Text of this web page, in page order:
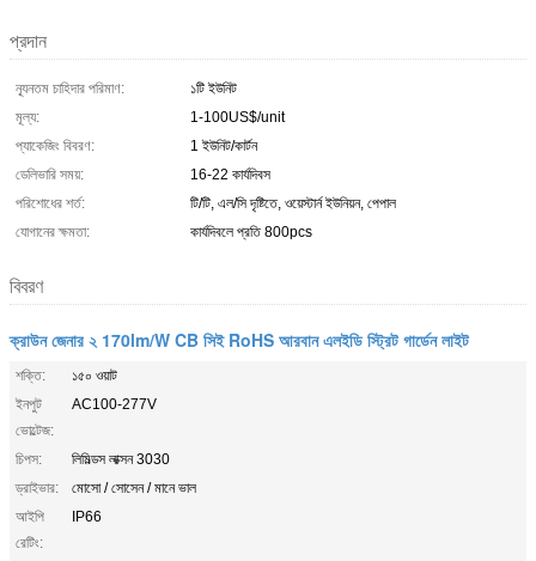
প্রদান
ন্যূনতম চাহিদার পরিমাণ:
১টি ইউনিট
মূল্য:
1-100US$/unit
প্যাকেজিং বিবরণ:
1 ইউনিট/কার্টন
ডেলিভারি সময়:
16-22 কার্যদিবস
পরিশোধের শর্ত:
টি/টি, এল/সি দৃষ্টিতে, ওয়েস্টার্ন ইউনিয়ন, পেপাল
যোগানের ক্ষমতা:
কার্যদিবলে প্রতি 800pcs
বিবরণ
ক্রাউন জেনার ২ 170lm/W CB সিই RoHS আরবান এলইডি স্ট্রিট গার্ডেন লাইট
শক্তি:
১৫০ ওয়াট
ইনপুট
ভোল্টেজ:
AC100-277V
চিপস:
লিমিল্ডস লাক্সন 3030
ড্রাইভার:
মোসো / সোসেন / মানে ভাল
আইপি
রেটিং:
IP66